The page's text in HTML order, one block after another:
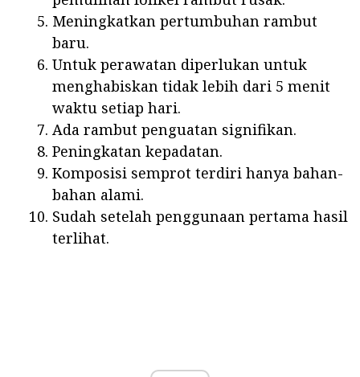
Meningkatkan pertumbuhan rambut
baru.
Untuk perawatan diperlukan untuk
menghabiskan tidak lebih dari 5 menit
waktu setiap hari.
Ada rambut penguatan signifikan.
Peningkatan kepadatan.
Komposisi semprot terdiri hanya bahan-
bahan alami.
Sudah setelah penggunaan pertama hasil
terlihat.